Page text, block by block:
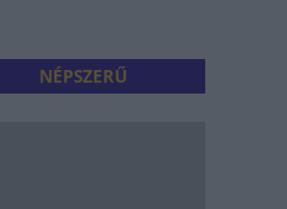
NÉPSZERŰ